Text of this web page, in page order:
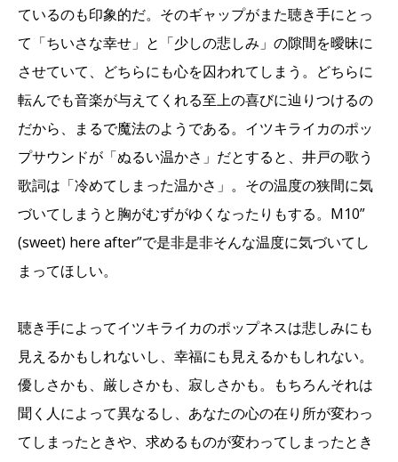
ているのも印象的だ。そのギャップがまた聴き手にとっ
て「ちいさな幸せ」と「少しの悲しみ」の隙間を曖昧に
させていて、どちらにも心を囚われてしまう。どちらに
転んでも音楽が与えてくれる至上の喜びに辿りつけるの
だから、まるで魔法のようである。イツキライカのポッ
プサウンドが「ぬるい温かさ」だとすると、井戸の歌う
歌詞は「冷めてしまった温かさ」。その温度の狭間に気
づいてしまうと胸がむずがゆくなったりもする。M10”
(sweet) here after”で是非是非そんな温度に気づいてし
まってほしい。
聴き手によってイツキライカのポップネスは悲しみにも
見えるかもしれないし、幸福にも見えるかもしれない。
優しさかも、厳しさかも、寂しさかも。もちろんそれは
聞く人によって異なるし、あなたの心の在り所が変わっ
てしまったときや、求めるものが変わってしまったとき